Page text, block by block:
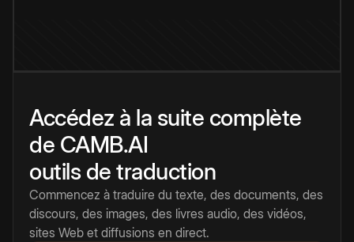
Accédez à la suite complète
de CAMB.AI
outils de traduction
Commencez à traduire du texte, des documents, des
discours, des images, des livres audio, des vidéos,
sites Web et diffusions en direct.